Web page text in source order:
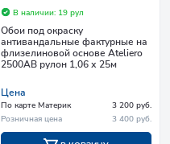
В наличии: 19 рул
Обои под окраску
антивандальные фактурные на
флизелиновой основе Ateliero
2500АВ рулон 1,06 х 25м
Цена
По карте Материк
3 200 руб.
Розничная цена
3 400 руб.